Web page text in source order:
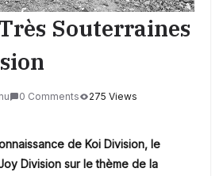
Souterraines
0 Comments 275 Views
de Koi Division, le
Division sur le thème de la